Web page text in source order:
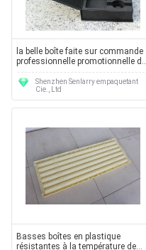
la belle boîte faite sur commande
professionnelle promotionnelle de
l'électronique peut imprimer le
LOGO la protection de
l'environnement que peut être
réutilisée
Shenzhen Senlarry empaquetant
Cie., Ltd
Basses boîtes en plastique
résistantes à la température de